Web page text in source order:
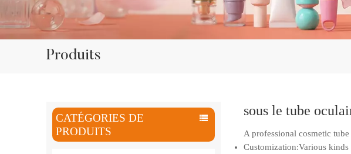
Produits
CATÉGORIES DE
PRODUITS
sous le tube
A professional cosmetic
Customization:Various